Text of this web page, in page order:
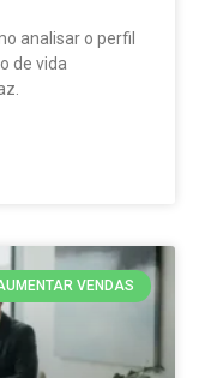
analisar o perfil
de vida
VENDAS